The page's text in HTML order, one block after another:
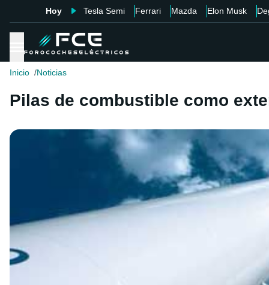
Hoy Tesla Semi Ferrari Mazda Elon Musk
Inicio Noticias
Pilas de combustible como